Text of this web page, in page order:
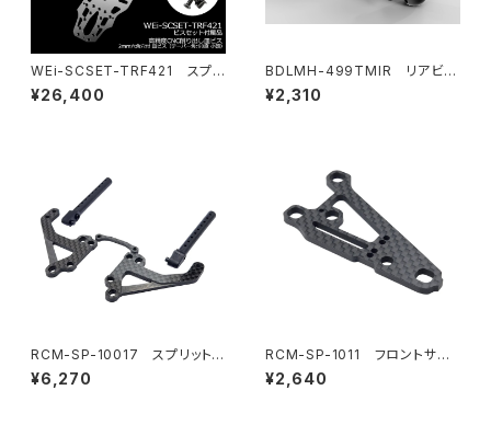
WEi-SCSET-TRF421 スプリ
ングスチールシャーシ＆ビスセッ
ト TRF421用
¥26,400
BDLMH-499TMIR リアビュ
ーミラーキット(LR) 499T/499
R LMHボディ用
¥2,310
RCM-SP-10017 スプリットH
orizontalボディマウントセット
(オプション)
¥6,270
RCM-SP-1011 フロントサス
ペンションアーム
¥2,640